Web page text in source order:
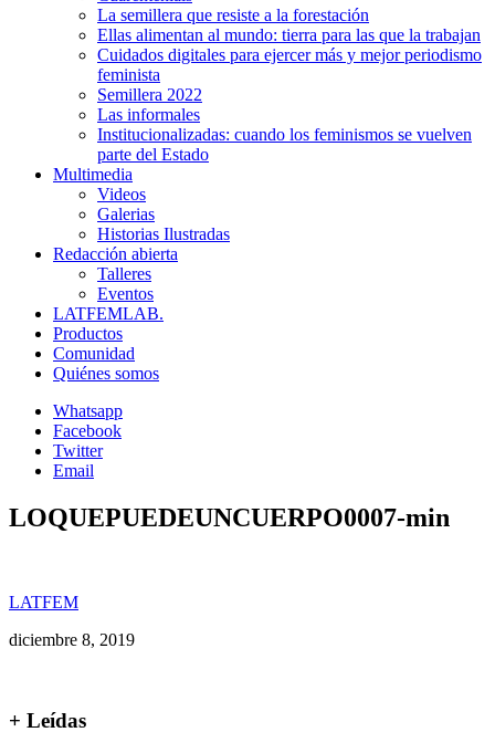
La semillera que resiste a la forestación
Ellas alimentan al mundo: tierra para las que la trabajan
Cuidados digitales para ejercer más y mejor periodismo
feminista
Semillera 2022
Las informales
Institucionalizadas: cuando los feminismos se vuelven
parte del Estado
Multimedia
Videos
Galerias
Historias Ilustradas
Redacción abierta
Talleres
Eventos
LATFEMLAB.
Productos
Comunidad
Quiénes somos
Whatsapp
Facebook
Twitter
Email
LOQUEPUEDEUNCUERPO0007-min
LATFEM
diciembre 8, 2019
+ Leídas